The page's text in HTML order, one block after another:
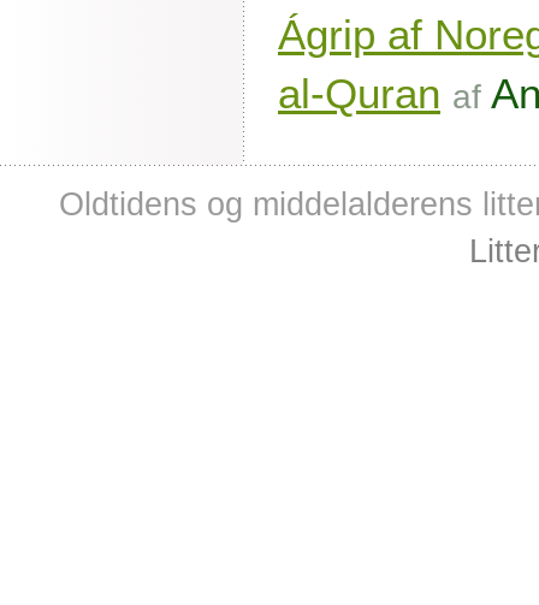
Ágrip af
al-Quran af
Oldtidens og middelalderens